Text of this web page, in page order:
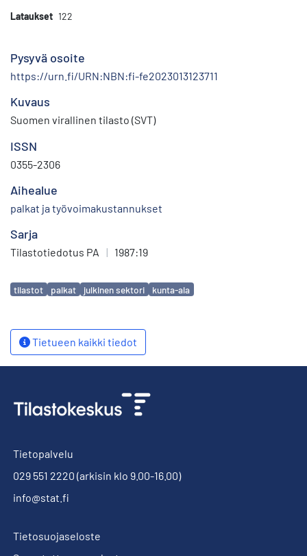
Lataukset 122
Pysyvä osoite
https://urn.fi/URN:NBN:fi-fe2023013123711
Kuvaus
Suomen virallinen tilasto (SVT)
ISSN
0355-2306
Aihealue
palkat ja työvoimakustannukset
Sarja
Tilastotiedotus PA | 1987:19
Avainsanat
tilastot palkat julkinen sektori kunta-ala
Tietueen kaikki tiedot
Tietopalvelu
029 551 2220 (arkisin klo 9.00-16.00)
info@stat.fi
Tietosuojaseloste